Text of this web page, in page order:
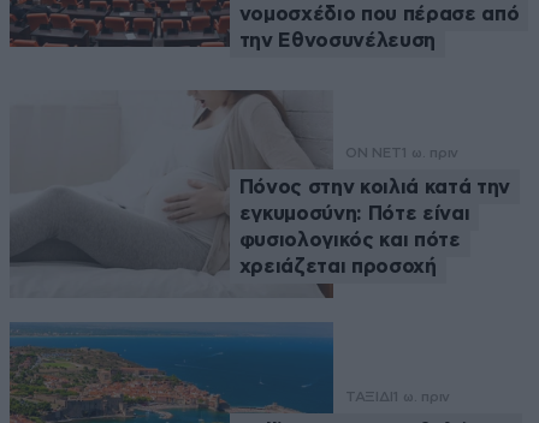
νομοσχέδιο που πέρασε από
την Εθνοσυνέλευση
ON NET 1 ω. πριν
Πόνος στην κοιλιά κατά την
εγκυμοσύνη: Πότε είναι
φυσιολογικός και πότε
χρειάζεται προσοχή
ΤΑΞΙΔΙ 1 ω. πριν